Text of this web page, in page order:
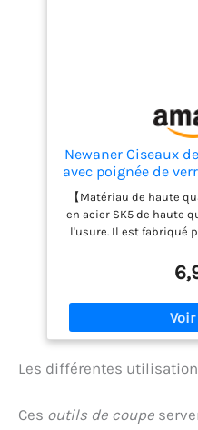
Newaner Ciseaux
avec poignée de
les fleurs et les
jardin - Sécateur
rotin -
【Matériau de haute
en acier SK5 de haute
l'usure. Il est fabriqué
résistant à la rouille.
flexible des branches
coupé à la perfection
ressort haute
peut rebondir lorsqu'il
l'utilisez,
silicone, qui a une
Les différentes
Ces outils de coupe